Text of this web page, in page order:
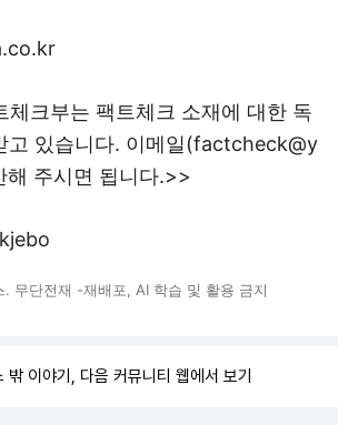
체크부는 팩트체크 소재에 대한 독
고 있습니다. 이메일(factcheck@y
주시면 됩니다.>>
무단전재 -재배포, AI 학습 및 활용 금지
밖 이야기, 다음 커뮤니티 웹에서 보기